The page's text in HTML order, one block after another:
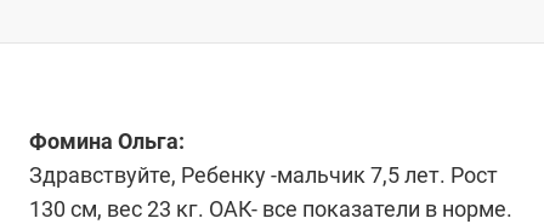
Фомина Ольга:
Здравствуйте, Ребенку -мальчик 7,5 лет. Рост
130 см, вес 23 кг. ОАК- все показатели в норме.